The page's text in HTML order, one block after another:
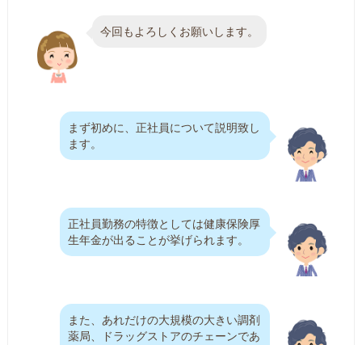
今回もよろしくお願いします。
まず初めに、正社員について説明致し
ます。
正社員勤務の特徴としては健康保険厚
生年金が出ることが挙げられます。
また、あれだけの大規模の大きい調剤
薬局、ドラッグストアのチェーンであ